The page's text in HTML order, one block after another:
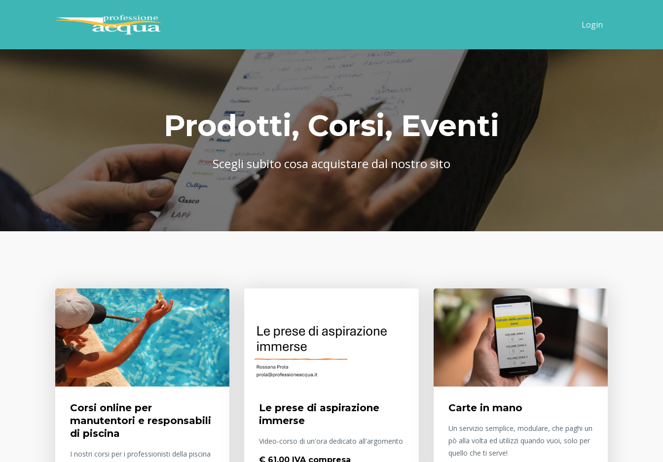
Login
Prodotti, Corsi, Eventi
Scegli subito cosa acquistare dal nostro sito
Corsi online per
manutentori e responsabili
di piscina
I nostri corsi per i professionisti della piscina
Le prese di aspirazione
immerse
Video-corso di un'ora dedicato all'argomento
€ 61,00 IVA compresa
Carte in mano
Un servizio semplice, modulare, che paghi un
pò alla volta ed utilizzi quando vuoi, solo per
quello che ti serve!